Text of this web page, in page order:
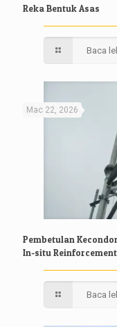
Reka Bentuk Asas
Baca
Mac 22, 2026
Pembetulan
In-situ
Baca